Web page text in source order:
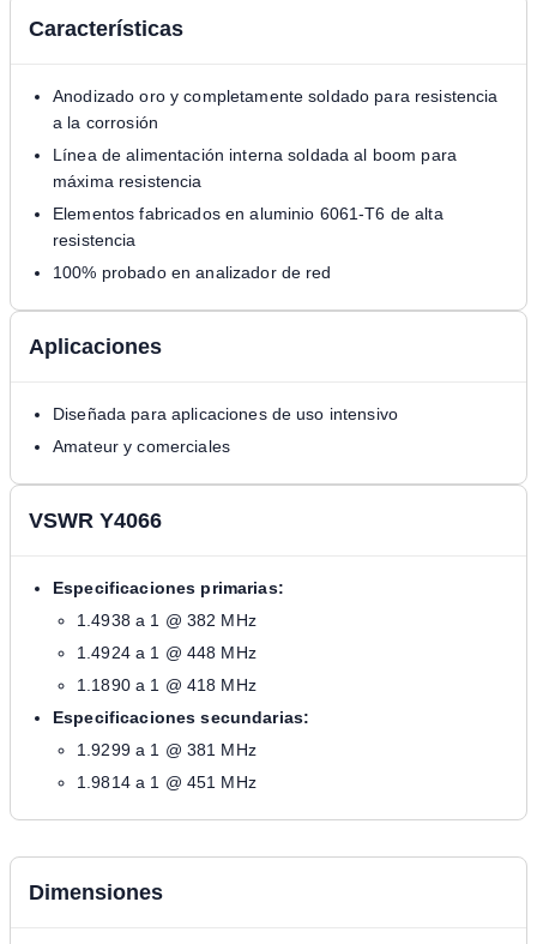
Características
Anodizado oro y completamente soldado para resistencia
a la corrosión
Línea de alimentación interna soldada al boom para
máxima resistencia
Elementos fabricados en aluminio 6061-T6 de alta
resistencia
100% probado en analizador de red
Aplicaciones
Diseñada para aplicaciones de uso intensivo
Amateur y comerciales
VSWR Y4066
Especificaciones primarias:
1.4938 a 1 @ 382 MHz
1.4924 a 1 @ 448 MHz
1.1890 a 1 @ 418 MHz
Especificaciones secundarias:
1.9299 a 1 @ 381 MHz
1.9814 a 1 @ 451 MHz
Dimensiones